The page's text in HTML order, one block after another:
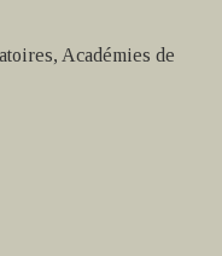
Académies de